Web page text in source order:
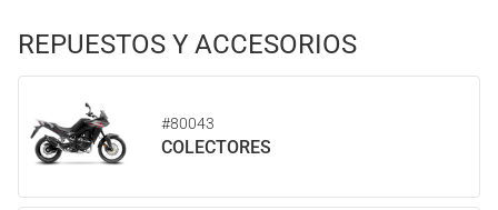
REPUESTOS Y ACCESORIOS
#80043
COLECTORES